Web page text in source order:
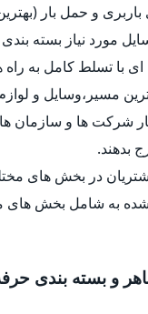
و حمل بار
مورد نیاز بسته
با تسلط کامل به راه
مسیر،وسایل و
شرکت ها و سازمان
بدهند.
در بخش های
شده به شامل بخش
و بسته بندی